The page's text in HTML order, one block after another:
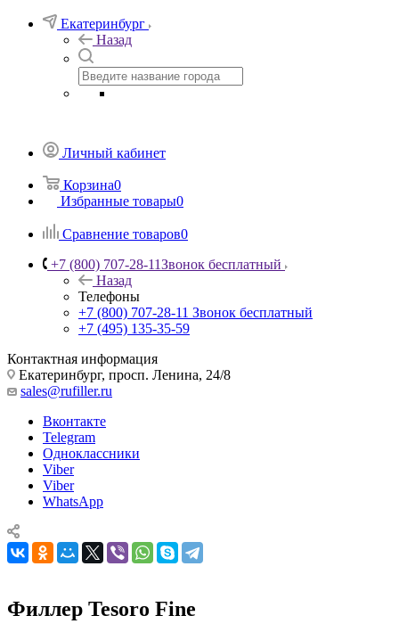
Екатеринбург
Назад
Личный кабинет
Корзина0
Избранные товары0
Сравнение товаров0
+7 (800) 707-28-11Звонок бесплатный
Назад
Телефоны
+7 (800) 707-28-11 Звонок бесплатный
+7 (495) 135-35-59
Контактная информация
Екатеринбург, просп. Ленина, 24/8
sales@rufiller.ru
Вконтакте
Telegram
Одноклассники
Viber
Viber
WhatsApp
Филлер Tesoro Fine